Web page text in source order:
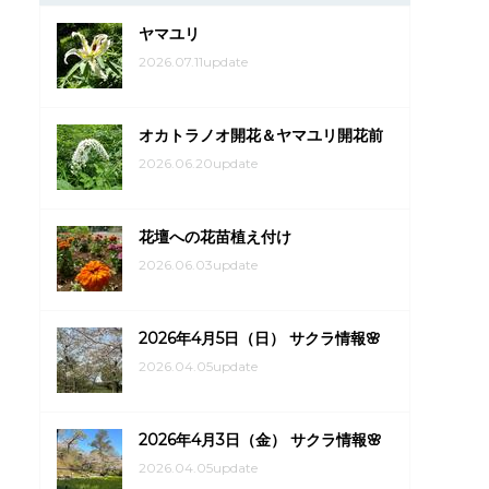
ヤマユリ
2026.07.11update
オカトラノオ開花＆ヤマユリ開花前
2026.06.20update
花壇への花苗植え付け
2026.06.03update
2026年4月5日（日） サクラ情報🌸
2026.04.05update
2026年4月3日（金） サクラ情報🌸
2026.04.05update